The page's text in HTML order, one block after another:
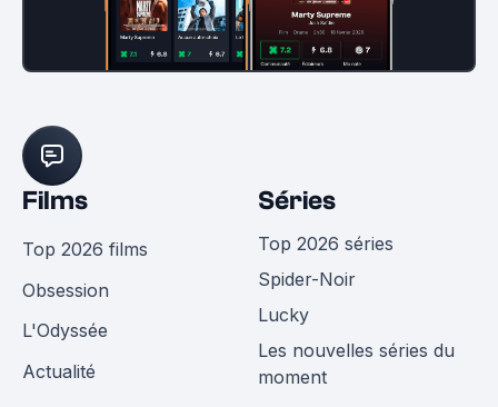
Films
Top 2026 films
Obsession
L'Odyssée
Actualité
Séries
Top 2026 séries
Spider-Noir
Lucky
Les nouvelles séries du
moment